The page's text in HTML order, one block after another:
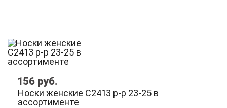
Носки женские С2413 р-р 23-25 в
ассортименте
156 руб.